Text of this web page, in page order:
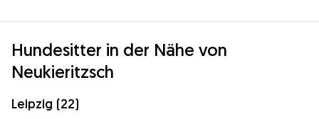
Hundesitter in der Nähe von
Neukieritzsch
Leipzig (22)